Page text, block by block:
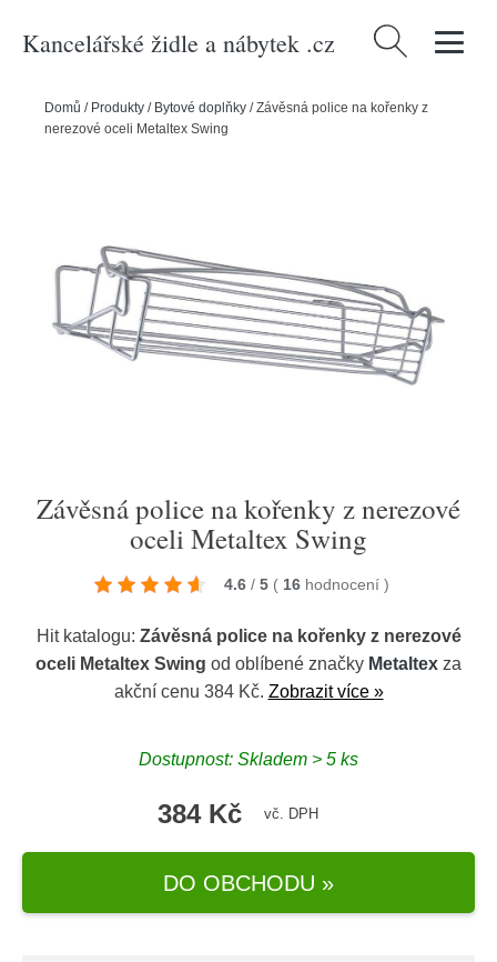
Kancelářské židle a nábytek .cz Vyhledávání
Domů / Produkty / Bytové doplňky /Závěsná police na kořenky z
nerezové oceli Metaltex Swing
Závěsná police na kořenky z nerezové
oceli Metaltex Swing
4.6 / 5 ( 16 hodnocení )
Hit katalogu: Závěsná police na kořenky z nerezové
oceli Metaltex Swing od oblíbené značky Metaltex za
akční cenu 384 Kč. Zobrazit více »
Dostupnost: Skladem > 5 ks
384 Kč vč. DPH
DO OBCHODU »